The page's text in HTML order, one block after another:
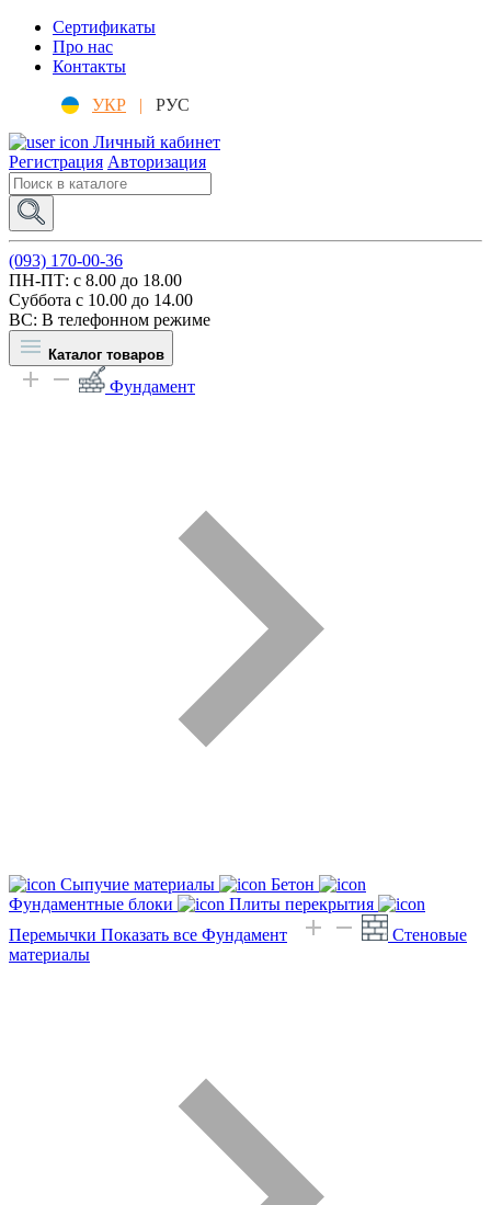
Сертификаты
Про нас
Контакты
УКР |
РУС
Личный кабинет
Регистрация Авторизация
(093) 170-00-36
ПН-ПТ: c 8.00 до 18.00
Суббота с 10.00 до 14.00
ВС: В телефонном режиме
Каталог товаров
Фундамент
Сыпучие материалы
Бетон
Фундаментные блоки
Плиты перекрытия
Перемычки Показать все Фундамент
Стеновые
материалы